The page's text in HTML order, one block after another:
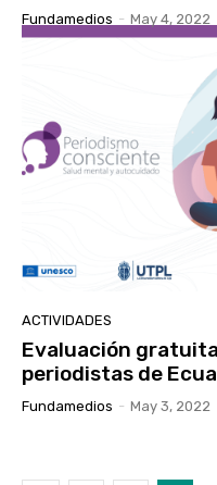
Fundamedios - May 4, 2022
ACTIVIDADES
Evaluación
periodistas de
Fundamedios - May 3, 2022